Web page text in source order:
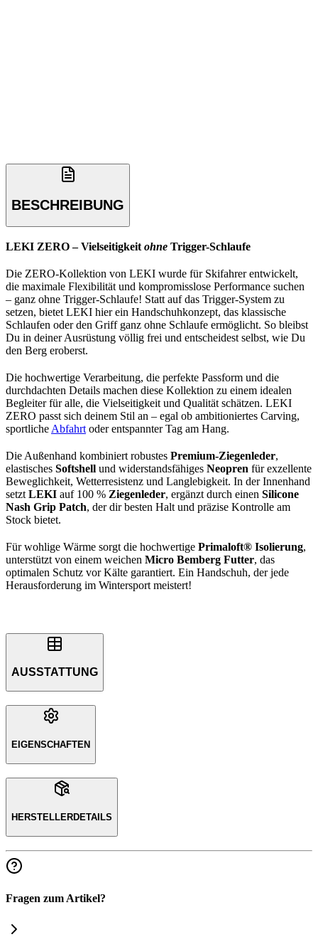
BESCHREIBUNG
LEKI ZERO – Vielseitigkeit ohne Trigger-Schlaufe
Die ZERO-Kollektion von LEKI wurde für Skifahrer entwickelt,
die maximale Flexibilität und kompromisslose Performance suchen
– ganz ohne Trigger-Schlaufe! Statt auf das Trigger-System zu
setzen, bietet LEKI hier ein Handschuhkonzept, das klassische
Schlaufen oder den Griff ganz ohne Schlaufe ermöglicht. So bleibst
Du in deiner Ausrüstung völlig frei und entscheidest selbst, wie Du
den Berg eroberst.
Die hochwertige Verarbeitung, die perfekte Passform und die
durchdachten Details machen diese Kollektion zu einem idealen
Begleiter für alle, die Vielseitigkeit und Qualität schätzen. LEKI
ZERO passt sich deinem Stil an – egal ob ambitioniertes Carving,
sportliche Abfahrt oder entspannter Tag am Hang.
Die Außenhand kombiniert robustes Premium-Ziegenleder,
elastisches Softshell und widerstandsfähiges Neopren für exzellente
Beweglichkeit, Wetterresistenz und Langlebigkeit. In der Innenhand
setzt LEKI auf 100 % Ziegenleder, ergänzt durch einen Silicone
Nash Grip Patch, der dir besten Halt und präzise Kontrolle am
Stock bietet.
Für wohlige Wärme sorgt die hochwertige Primaloft® Isolierung,
unterstützt von einem weichen Micro Bemberg Futter, das
optimalen Schutz vor Kälte garantiert. Ein Handschuh, der jede
Herausforderung im Wintersport meistert!
AUSSTATTUNG
EIGENSCHAFTEN
HERSTELLERDETAILS
Fragen zum Artikel?